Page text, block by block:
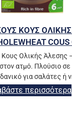
ΚΟΥΣ
Ολικής Άλεσης
ατμό. Πλούσιο σε
για σαλάτες ή
περισσότερα